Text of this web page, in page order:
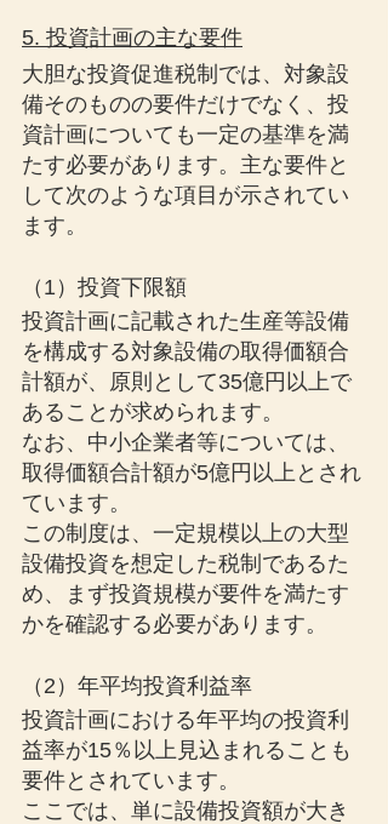
5. 投資計画の主な要件
大胆な投資促進税制では、対象設
備そのものの要件だけでなく、投
資計画についても一定の基準を満
たす必要があります。主な要件と
して次のような項目が示されてい
ます。
（1）投資下限額
投資計画に記載された生産等設備
を構成する対象設備の取得価額合
計額が、原則として35億円以上で
あることが求められます。
なお、中小企業者等については、
取得価額合計額が5億円以上とされ
ています。
この制度は、一定規模以上の大型
設備投資を想定した税制であるた
め、まず投資規模が要件を満たす
かを確認する必要があります。
（2）年平均投資利益率
投資計画における年平均の投資利
益率が15％以上見込まれることも
要件とされています。
ここでは、単に設備投資額が大き